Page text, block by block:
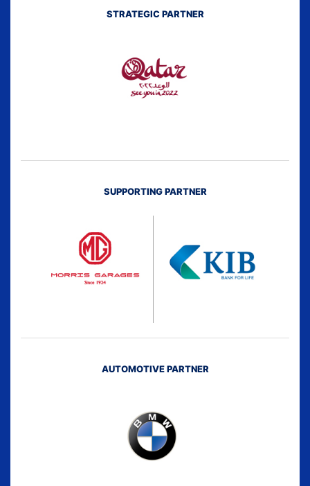
STRATEGIC PARTNER
SUPPORTING PARTNER
AUTOMOTIVE PARTNER